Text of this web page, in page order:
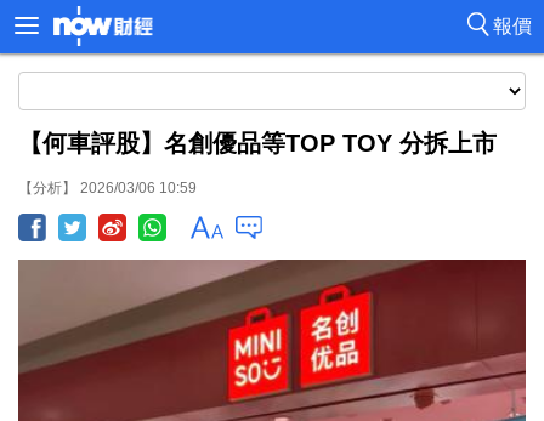
報價
【何車評股】名創優品等TOP TOY 分拆上市
【分析】 2026/03/06 10:59